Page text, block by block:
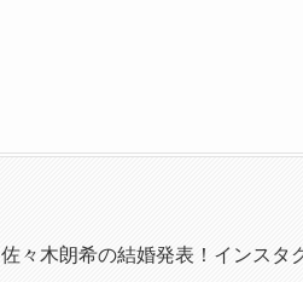
佐々木朗希の結婚発表！インスタ